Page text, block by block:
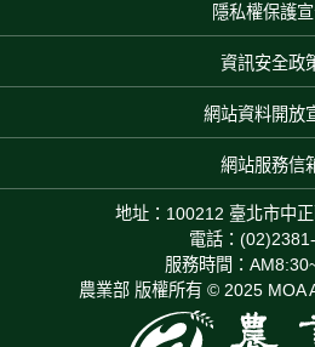
隱私權保護
資訊安全政
網站資料開放
網站服務信
地址：100212 臺北市中
電話：
服務時間：
農業部 版權所有 © 2025 MOA